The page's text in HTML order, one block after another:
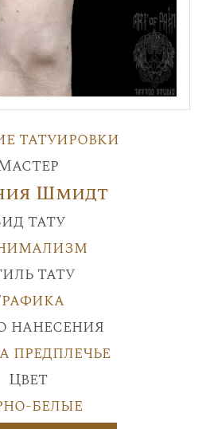
татуировки
Шмидт
тату
тату
нанесения
предплечье
Цвет
белые